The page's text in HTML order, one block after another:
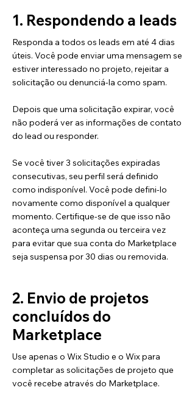
1. Respondendo a leads
Responda a todos os leads em até 4 dias
úteis. Você pode enviar uma mensagem se
estiver interessado no projeto, rejeitar a
solicitação ou denunciá-la como spam.
Depois que uma solicitação expirar, você
não poderá ver as informações de contato
do lead ou responder.
Se você tiver 3 solicitações expiradas
consecutivas, seu perfil será definido
como indisponível. Você pode defini-lo
novamente como disponível a qualquer
momento. Certifique-se de que isso não
aconteça uma segunda ou terceira vez
para evitar que sua conta do Marketplace
seja suspensa por 30 dias ou removida.
2. Envio de projetos
concluídos do
Marketplace
Use apenas o Wix Studio e o Wix para
completar as solicitações de projeto que
você recebe através do Marketplace.